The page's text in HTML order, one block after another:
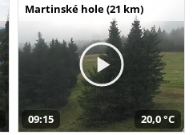
Martinské hole (21 km)
09:15 20,0 °C